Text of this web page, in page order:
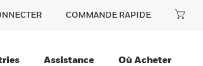
COMMANDE RAPIDE
Assistance Où Acheter